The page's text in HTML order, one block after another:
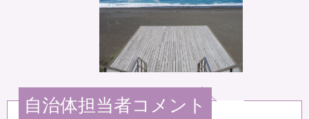
自治体担当者コメント